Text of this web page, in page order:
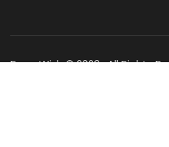
Dogs Wish © 2023 . All Rights